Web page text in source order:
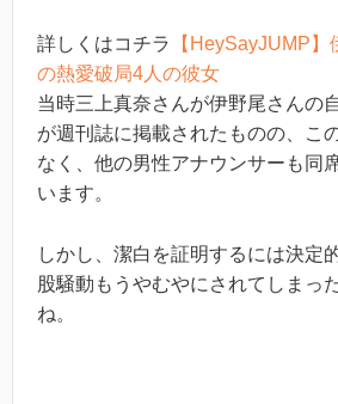
詳しくはコチラ
【HeySayJUMP
の熱愛破局4人の彼女
当時三上真奈さんが伊野尾さんの
が週刊誌に掲載されたものの、こ
なく、他の男性アナウンサーも同
います。
しかし、潔白を証明するには決定
股騒動もうやむやにされてしまっ
ね。